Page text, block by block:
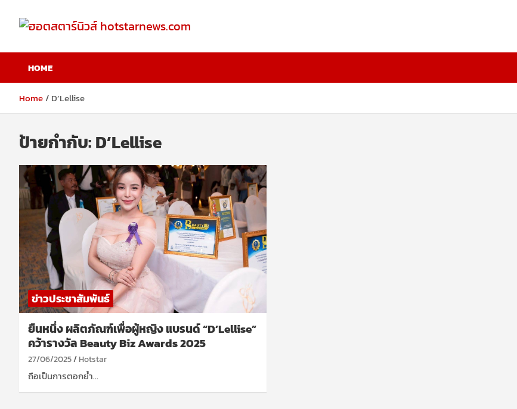
content
ฮอตสตาร์นิวส์
hotstarnews.com
HOME
Home D’Lellise
ป้ายกำกับ:D’Lellise
ข่าวประชาสัมพันธ์
ยืนหนึ่ง ผลิตภัณฑ์เพื่อผู้หญิง แบรนด์ “D’Lellise”
คว้ารางวัล Beauty Biz Awards 2025
27/06/2025 Hotstar
ถือเป็นการตอกย้ำ…